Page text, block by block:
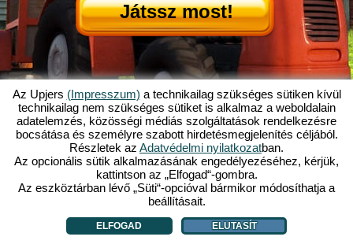
Játssz most!
Mi is az az Én Kicsi Tanyám?|
Itt olvashatod ennek a böngészős játéknak a történetét!| Ami rád vár...|
ÁSZF|Impresszum|Adatvédelmi nyilatkozat|Szabályzat|Fórum|
Támogatás|My Free Farm 2 App|Google Play|App Store
Böngészős játékok - Upjers.com|Sütik kezelése
Az Upjers (Impresszum) a technikailag szükséges sütiken kívül
technikailag nem szükséges sütiket is alkalmaz a weboldalain
adatelemzés, közösségi médiás szolgáltatások rendelkezésre
bocsátása és személyre szabott hirdetésmegjelenítés céljából.
Részletek az Adatvédelmi nyilatkozatban.
Az opcionális sütik alkalmazásának engedélyezéséhez, kérjük,
kattintson az „Elfogad“-gombra.
Az eszköztárban lévő „Süti“-opcióval bármikor módosíthatja a
beállításait.
ELFOGAD ELUTASÍT